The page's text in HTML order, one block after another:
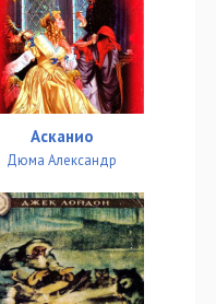
Асканио
Дюма Александр